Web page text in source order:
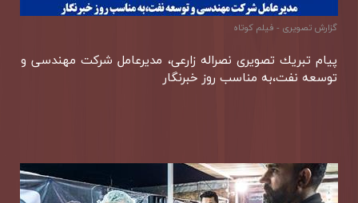
گزارش تصويری - فیلم کوتاه
پیام تبریك تصویری نصراله زارعی، مدیرعامل شركت مهندسی و
توسعه نفت،به مناسب روز خبرنگار